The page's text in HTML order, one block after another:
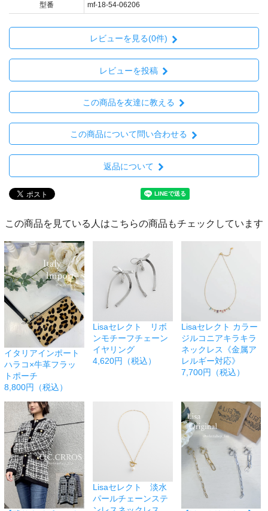
型番 mf-18-54-06206
レビューを見る(0件)
レビューを投稿
この商品を友達に教える
この商品について問い合わせる
返品について
この商品を見ている人はこちらの商品もチェックしています
イタリアインポート
ハラコ×牛革フラッ
トポーチ
8,800円（税込）
Lisaセレクト リボ
ンモチーフチェーン
イヤリング
4,620円（税込）
Lisaセレクト カラー
ジルコニアキラキラ
ネックレス《金属ア
レルギー対応》
7,700円（税込）
Lisaセレクト 淡水
パールチェーンステ